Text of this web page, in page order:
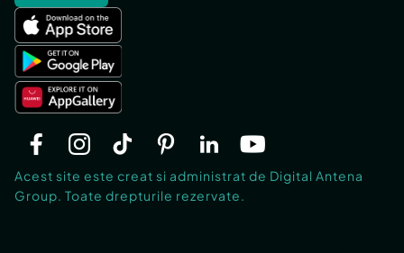
Acest site este creat si administrat de Digital Antena
Group. Toate drepturile rezervate.